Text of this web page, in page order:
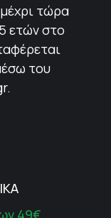
τώρα
ετών στο
του
49€